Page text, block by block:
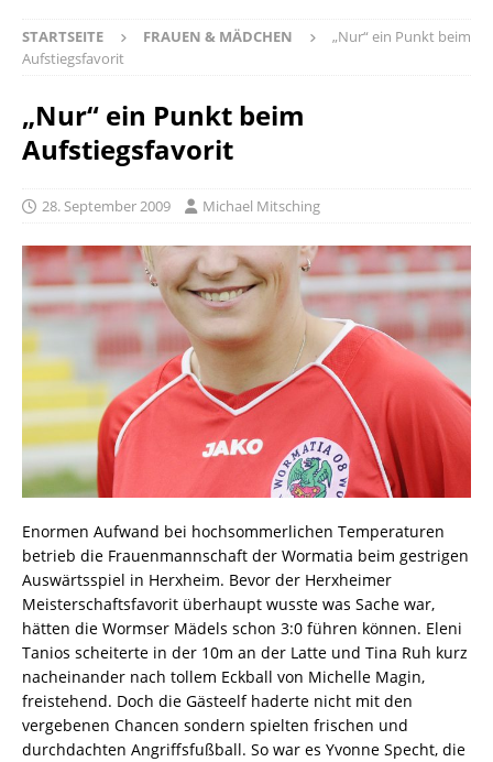
STARTSEITE FRAUEN & MÄDCHEN
„Nur“ ein Punkt beim
Aufstiegsfavorit
„Nur“ ein Punkt beim
Aufstiegsfavorit
28. September 2009 Michael Mitsching
Enormen Aufwand bei hochsommerlichen Temperaturen
betrieb die Frauenmannschaft der Wormatia beim gestrigen
Auswärtsspiel in Herxheim. Bevor der Herxheimer
Meisterschaftsfavorit überhaupt wusste was Sache war,
hätten die Wormser Mädels schon 3:0 führen können. Eleni
Tanios scheiterte in der 10m an der Latte und Tina Ruh kurz
nacheinander nach tollem Eckball von Michelle Magin,
freistehend. Doch die Gästeelf haderte nicht mit den
vergebenen Chancen sondern spielten frischen und
durchdachten Angriffsfußball. So war es Yvonne Specht, die